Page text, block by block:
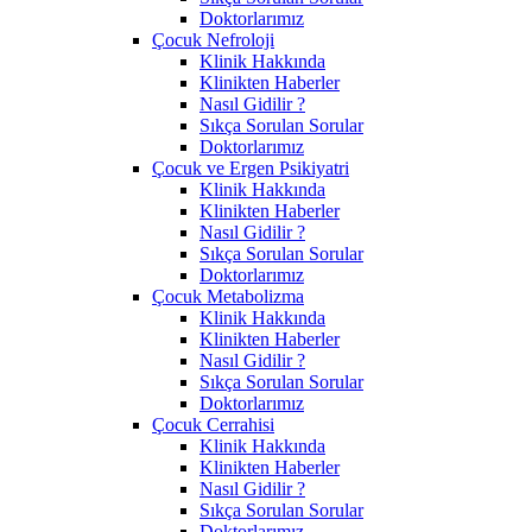
Doktorlarımız
Çocuk Nefroloji
Klinik Hakkında
Klinikten Haberler
Nasıl Gidilir ?
Sıkça Sorulan Sorular
Doktorlarımız
Çocuk ve Ergen Psikiyatri
Klinik Hakkında
Klinikten Haberler
Nasıl Gidilir ?
Sıkça Sorulan Sorular
Doktorlarımız
Çocuk Metabolizma
Klinik Hakkında
Klinikten Haberler
Nasıl Gidilir ?
Sıkça Sorulan Sorular
Doktorlarımız
Çocuk Cerrahisi
Klinik Hakkında
Klinikten Haberler
Nasıl Gidilir ?
Sıkça Sorulan Sorular